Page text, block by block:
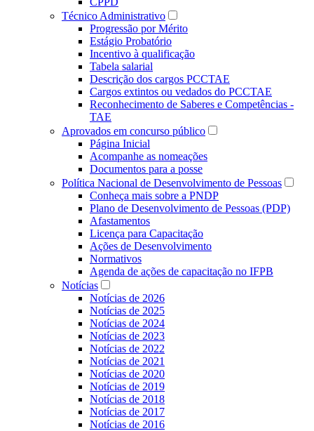
Técnico Administrativo
Progressão por Mérito
Estágio Probatório
Incentivo à qualificação
Tabela salarial
Descrição dos cargos PCCTAE
Cargos extintos ou vedados do PCCTAE
Reconhecimento de Saberes e Competências -
TAE
Aprovados em concurso público
Página Inicial
Acompanhe as nomeações
Documentos para a posse
Política Nacional de Desenvolvimento de Pessoas
Conheça mais sobre a PNDP
Plano de Desenvolvimento de Pessoas (PDP)
Afastamentos
Licença para Capacitação
Ações de Desenvolvimento
Normativos
Agenda de ações de capacitação no IFPB
Notícias
Notícias de 2026
Notícias de 2025
Notícias de 2024
Notícias de 2023
Notícias de 2022
Notícias de 2021
Notícias de 2020
Notícias de 2019
Notícias de 2018
Notícias de 2017
Notícias de 2016